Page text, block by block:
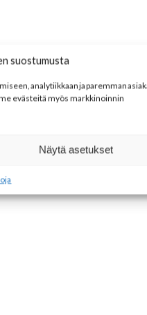
suostumusta
,analytiikkaanjaparemman
evästeitä myös markkinoinnin
Näytä asetukset